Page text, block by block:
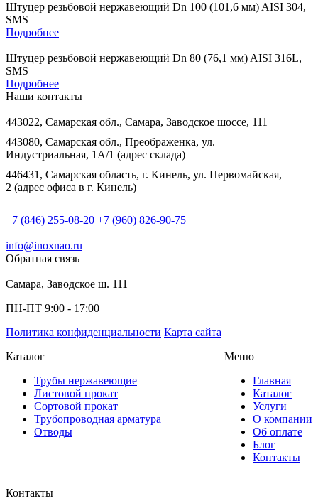
Штуцер резьбовой нержавеющий Dn 100 (101,6 мм) AISI 304,
SMS
Подробнее
Штуцер резьбовой нержавеющий Dn 80 (76,1 мм) AISI 316L,
SMS
Подробнее
Наши контакты
443022, Самарская обл., Самара, Заводское шоссе, 111
443080, Самарская обл., Преображенка, ул.
Индустриальная, 1А/1 (адрес склада)
446431, Самарская область, г. Кинель, ул. Первомайская,
2 (адрес офиса в г. Кинель)
+7 (846) 255-08-20 +7 (960) 826-90-75
info@inoxnao.ru
Обратная связь
Самара, Заводское ш. 111
ПН-ПТ 9:00 - 17:00
Политика конфиденциальности Карта сайта
Каталог
Трубы нержавеющие
Листовой прокат
Сортовой прокат
Трубопроводная арматура
Отводы
Меню
Главная
Каталог
Услуги
О компании
Об оплате
Блог
Контакты
Контакты